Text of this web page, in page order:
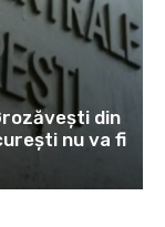
din
nu va fi